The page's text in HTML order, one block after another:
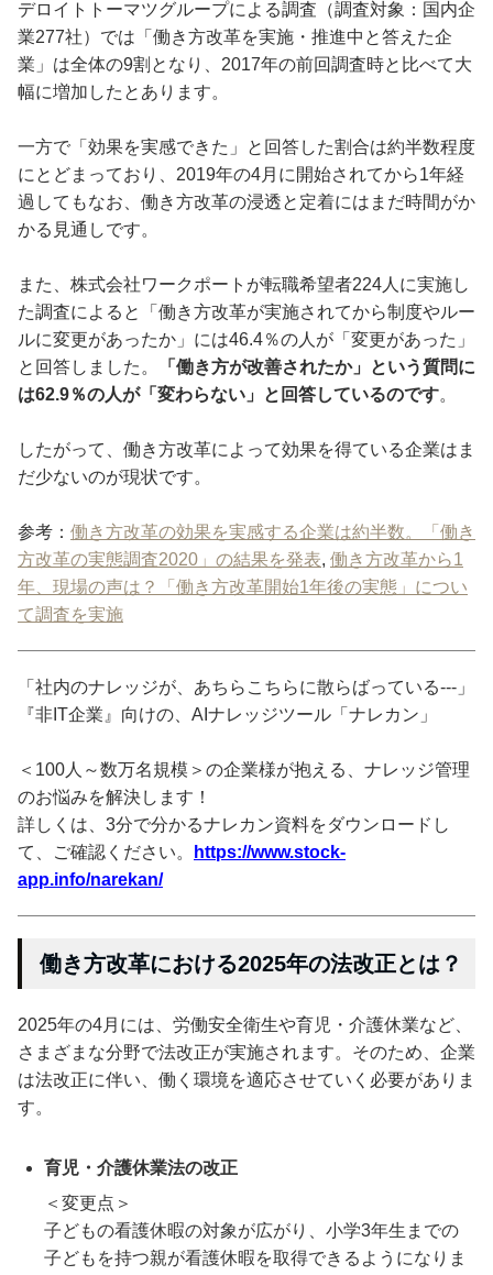
デロイトトーマツグループによる調査（調査対象：国内企
業277社）では「働き方改革を実施・推進中と答えた企
業」は全体の9割となり、2017年の前回調査時と比べて大
幅に増加したとあります。
一方で「効果を実感できた」と回答した割合は約半数程度
にとどまっており、2019年の4月に開始されてから1年経
過してもなお、働き方改革の浸透と定着にはまだ時間がか
かる見通しです。
また、株式会社ワークポートが転職希望者224人に実施し
た調査によると「働き方改革が実施されてから制度やルー
ルに変更があったか」には46.4％の人が「変更があった」
と回答しました。
「働き方が改善されたか」という質問に
は62.9％の人が「変わらない」と回答しているのです。
したがって、働き方改革によって効果を得ている企業はま
だ少ないのが現状です。
参考： 働き方改革の効果を実感する企業は約半数。「働き
方改革の実態調査2020」の結果を発表, 働き方改革から1
年、現場の声は？「働き方改革開始1年後の実態」につい
て調査を実施
「社内のナレッジが、あちらこちらに散らばっている---」
『非IT企業』向けの、AIナレッジツール「ナレカン」
＜100人～数万名規模＞の企業様が抱える、ナレッジ管理
のお悩みを解決します！
詳しくは、3分で分かるナレカン資料をダウンロードし
て、ご確認ください。
https://www.stock-
app.info/narekan/
働き方改革における2025年の法改正とは？
2025年の4月には、労働安全衛生や育児・介護休業など、
さまざまな分野で法改正が実施されます。そのため、企業
は法改正に伴い、働く環境を適応させていく必要がありま
す。
育児・介護休業法の改正
＜変更点＞
子どもの看護休暇の対象が広がり、小学3年生までの
子どもを持つ親が看護休暇を取得できるようになりま